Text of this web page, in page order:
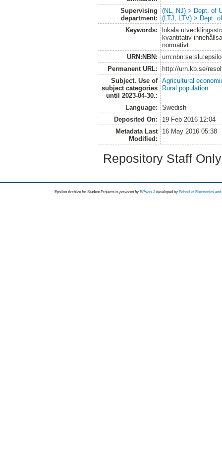
Supervising
department:
(NL, NJ) > Dept. of
(LTJ, LTV) > Dept.
Keywords:
lokala
kvantitativ
normativt
URN:NBN:
Permanent URL:
http://urn.kb.se/
Subject. Use of
subject categories
until 2023-04-30.:
Agricultural
Rural population
Language:
Swedish
Deposited On:
19 Feb 2016 12:04
Metadata Last
Modified:
16 May 2016 05:38
Repository Staff
Epsilon Archive for Student Projects is powored byEPrints 3 developed by School of Electronics